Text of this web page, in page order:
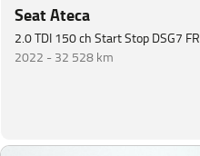
Seat Ateca
2.0 TDI 150 ch Start Stop DSG7 FR
2022 -32 528 km